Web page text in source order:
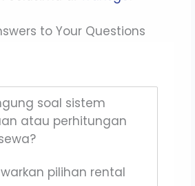
to Your Questions
soal sistem
atau perhitungan
pilihan rental